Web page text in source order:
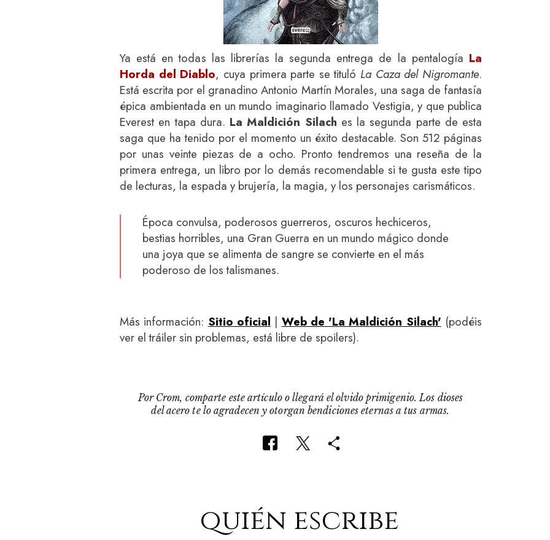
Ya está en todas las librerías la segunda entrega de la pentalogía La
Horda del Diablo, cuya primera parte se tituló La Caza del Nigromante.
Está escrita por el granadino Antonio Martín Morales, una saga de fantasía
épica ambientada en un mundo imaginario llamado Vestigia, y que publica
Everest en tapa dura. La Maldición Silach es la segunda parte de esta
saga que ha tenido por el momento un éxito destacable. Son 512 páginas
por unas veinte piezas de a ocho. Pronto tendremos una reseña de la
primera entrega, un libro por lo demás recomendable si te gusta este tipo
de lecturas, la espada y brujería, la magia, y los personajes carismáticos.
Época convulsa, poderosos guerreros, oscuros hechiceros,
bestias horribles, una Gran Guerra en un mundo mágico donde
una joya que se alimenta de sangre se convierte en el más
poderoso de los talismanes.
Más información: Sitio oficial | Web de 'La Maldición Silach' (podéis
ver el tráiler sin problemas, está libre de spoilers).
Por Crom, comparte este artículo o llegará el olvido primigenio. Los dioses
del acero te lo agradecen y otorgan bendiciones eternas a tus armas.
quién escribe